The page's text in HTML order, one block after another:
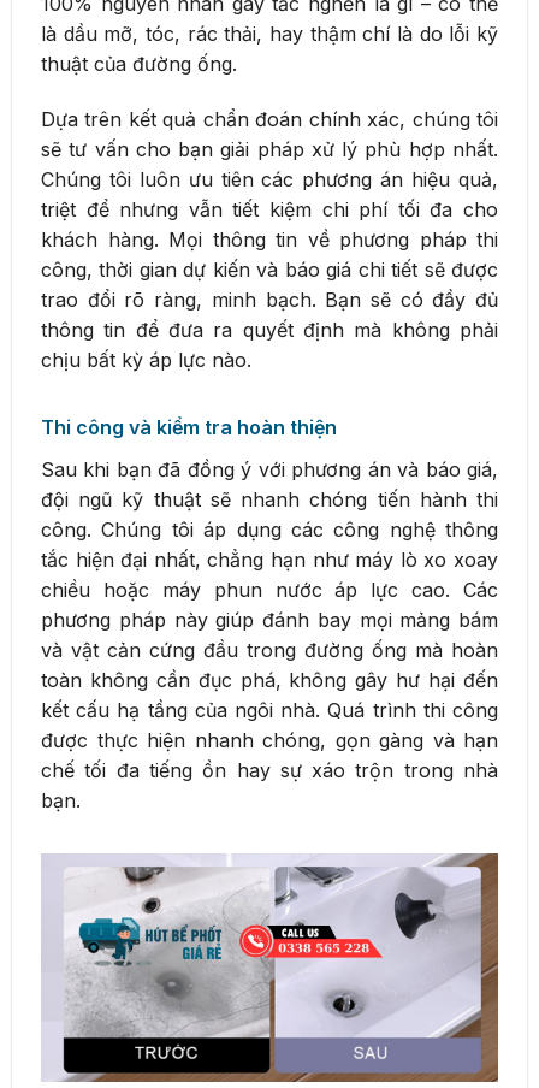
là dầu mỡ, tóc, rác thải, hay thậm chí là do lỗi kỹ
thuật của đường ống.
Dựa trên kết quả chẩn đoán chính xác, chúng tôi
sẽ tư vấn cho bạn giải pháp xử lý phù hợp nhất.
Chúng tôi luôn ưu tiên các phương án hiệu quả,
triệt để nhưng vẫn tiết kiệm chi phí tối đa cho
khách hàng. Mọi thông tin về phương pháp thi
công, thời gian dự kiến và báo giá chi tiết sẽ được
trao đổi rõ ràng, minh bạch. Bạn sẽ có đầy đủ
thông tin để đưa ra quyết định mà không phải
chịu bất kỳ áp lực nào.
Thi công và kiểm tra hoàn thiện
Sau khi bạn đã đồng ý với phương án và báo giá,
đội ngũ kỹ thuật sẽ nhanh chóng tiến hành thi
công. Chúng tôi áp dụng các công nghệ thông
tắc hiện đại nhất, chẳng hạn như máy lò xo xoay
chiều hoặc máy phun nước áp lực cao. Các
phương pháp này giúp đánh bay mọi mảng bám
và vật cản cứng đầu trong đường ống mà hoàn
toàn không cần đục phá, không gây hư hại đến
kết cấu hạ tầng của ngôi nhà. Quá trình thi công
được thực hiện nhanh chóng, gọn gàng và hạn
chế tối đa tiếng ồn hay sự xáo trộn trong nhà
bạn.